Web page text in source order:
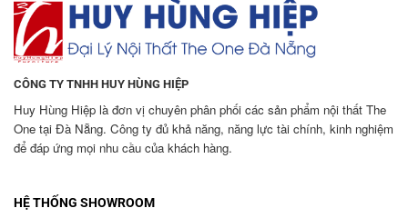
CÔNG TY TNHH HUY HÙNG HIỆP
Huy Hùng Hiệp là đơn vị chuyên phân phối các sản phẩm nội thất The
One tại Đà Nẵng. Công ty đủ khả năng, năng lực tài chính, kinh nghiệm
để đáp ứng mọi nhu cầu của khách hàng.
HỆ THỐNG SHOWROOM